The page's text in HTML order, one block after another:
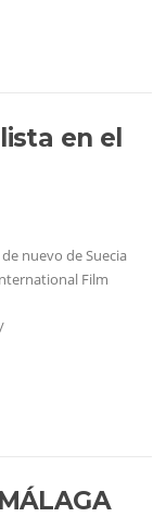
en el
nuevo de Suecia
Film